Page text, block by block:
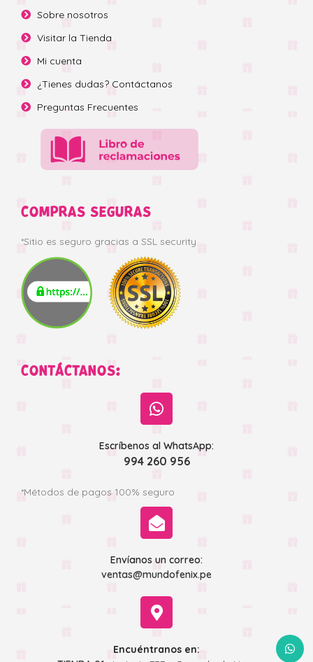
Sobre nosotros
Visitar la Tienda
Mi cuenta
¿Tienes dudas? Contáctanos
Preguntas Frecuentes
COMPRAS SEGURAS
*Sitio es seguro gracias a SSL security
CONTÁCTANOS:
Escríbenos al WhatsApp:
994 260 956
*Métodos de pagos 100% seguro
Envíanos un correo:
ventas@mundofenix.pe
Encuéntranos en: